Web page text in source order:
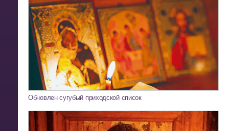
Обновлен сугубый приходской список